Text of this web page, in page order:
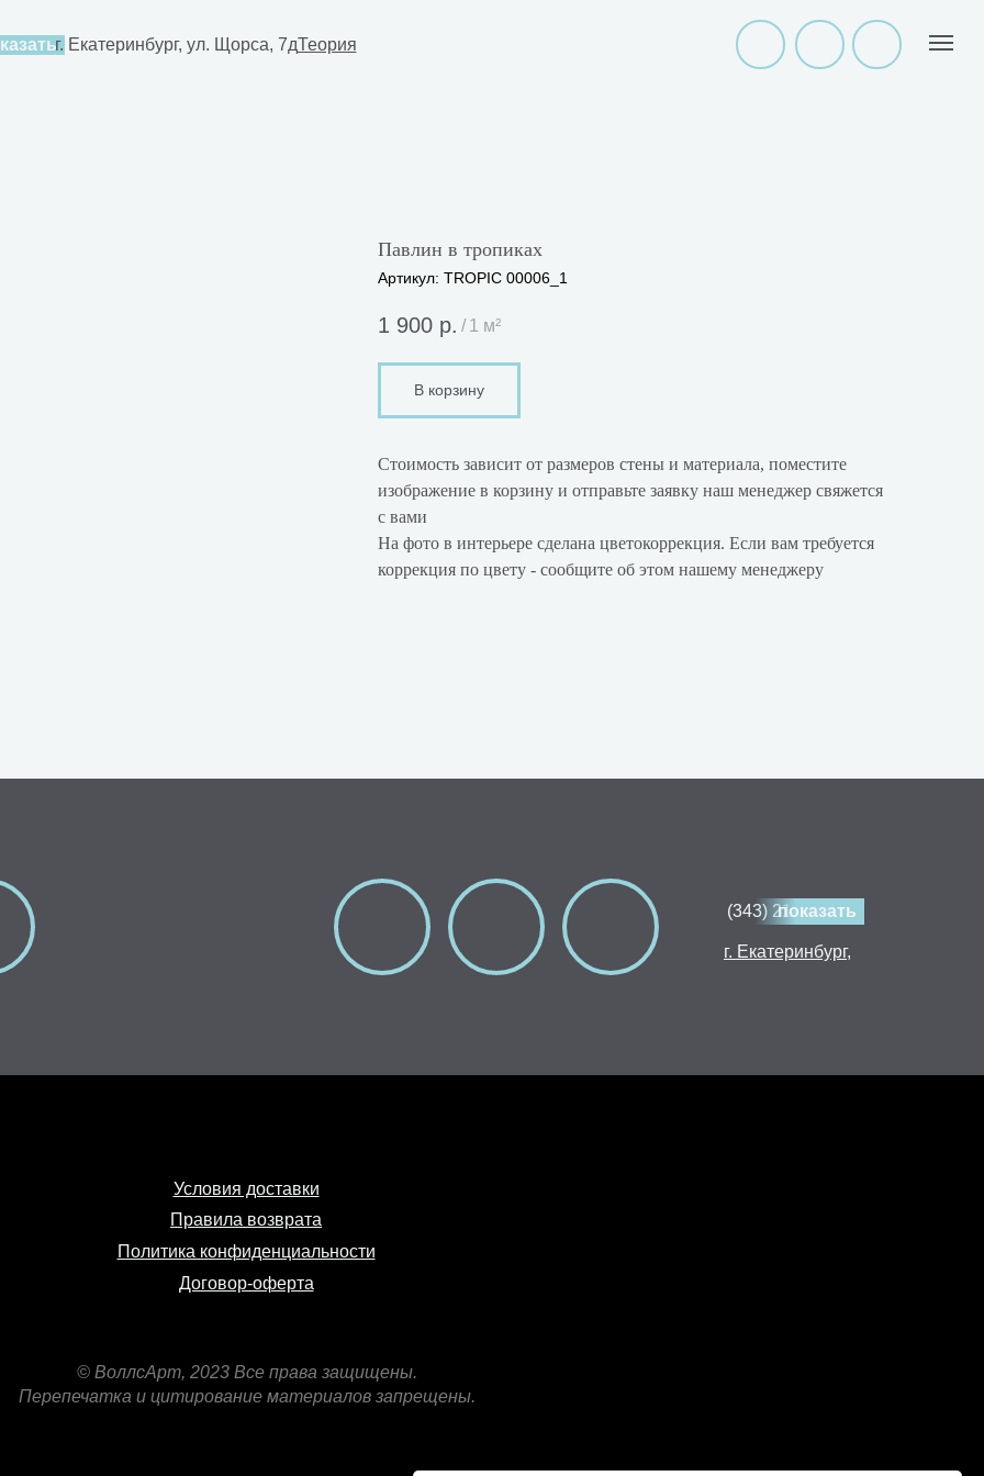
80-30г. Екатеринбург, ул. Щорса, 7дТеория
Павлин в тропиках
Артикул: TROPIC 00006_1
1 900 р. / 1 м²
В корзину
Стоимость зависит от размеров стены и материала, поместите
изображение в корзину и отправьте заявку наш менеджер свяжется
с вами
На фото в интерьере сделана цветокоррекция. Если вам требуется
коррекция по цвету - сообщите об этом нашему менеджеру
(343) 214-80-30
показать
г. Екатеринбург,
Политика конфиденциальности
Условия доставки
Правила возврата
Договор-оферта
© ВоллсАрт, 2023 Все права защищены.
Перепечатка и цитирование материалов запрещены.